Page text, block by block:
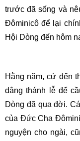
trước đã sống và
Đôminicô để lại
Hội Dòng đến hôm
Hằng năm, cứ đến
dâng thánh lễ để
Dòng đã qua đời.
của Đức Cha
nguyện cho ngài,